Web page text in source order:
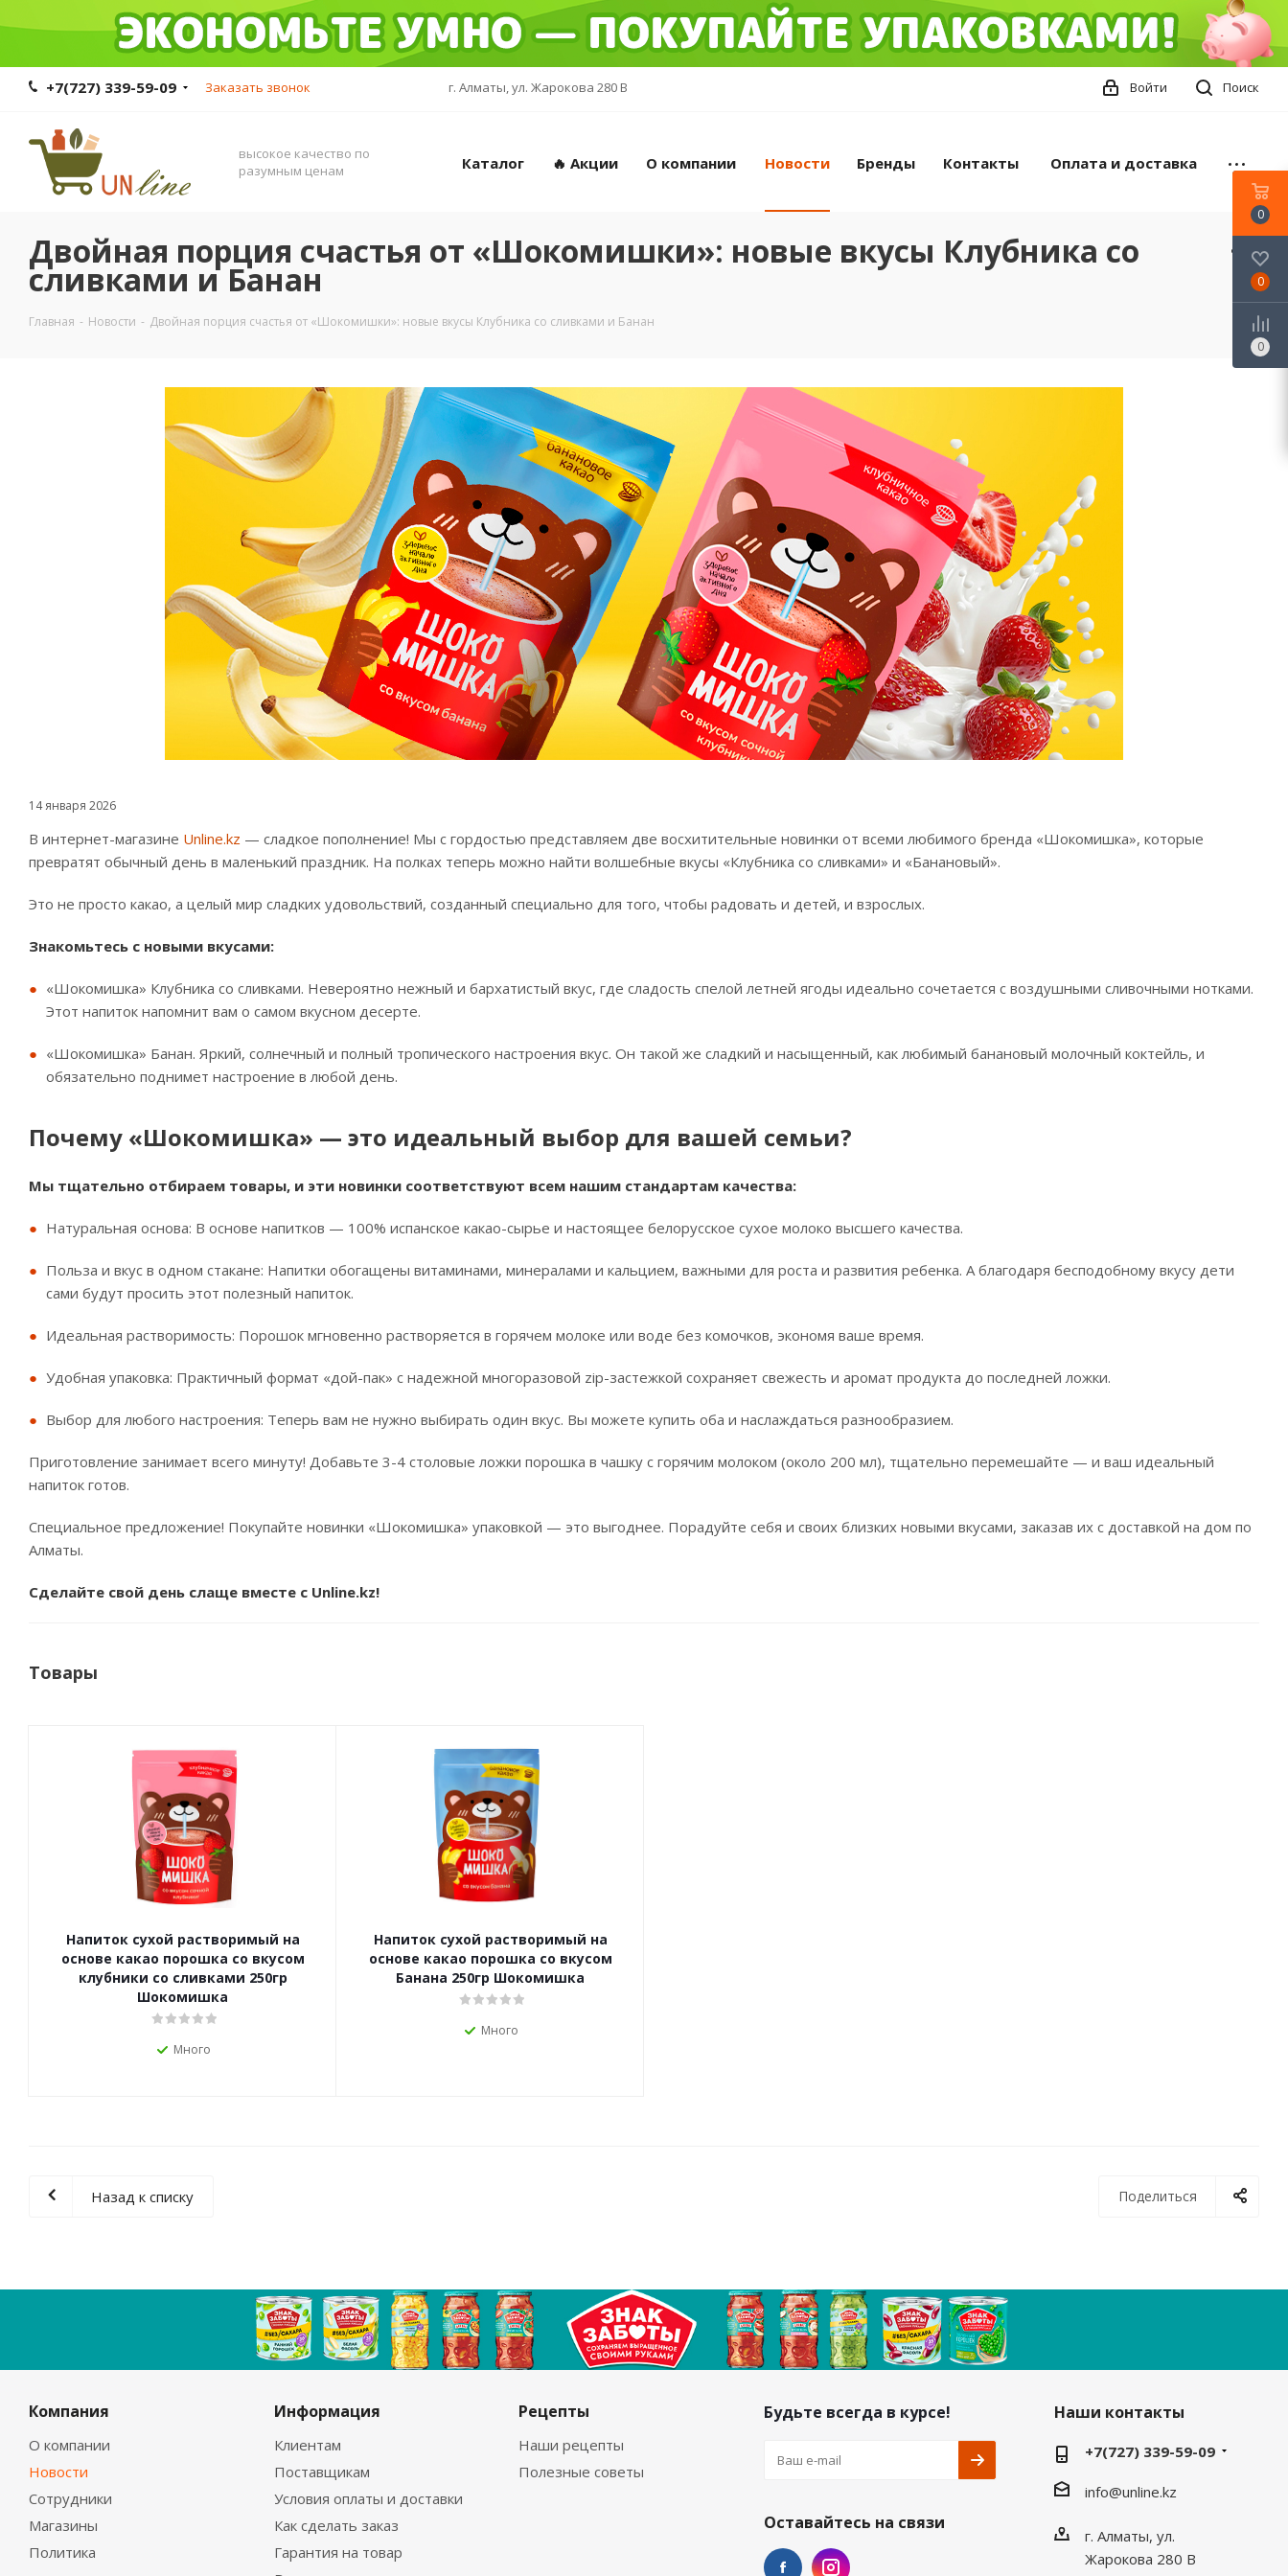
+7(727) 339-59-09 Заказать звонок г. Алматы, ул. Жарокова 280 В Поиск
Войти
высокое качество по
разумным ценам
Каталог 🔥 Акции О компании Новости Бренды Контакты Оплата и доставка
Двойная порция счастья от «Шокомишки»: новые вкусы Клубника со
сливками и Банан
Главная - Новости - Двойная порция счастья от «Шокомишки»: новые вкусы Клубника со сливками и Банан
14 января 2026
В интернет-магазине Unline.kz — сладкое пополнение! Мы с гордостью представляем две восхитительные новинки от всеми любимого бренда «Шокомишка», которые
превратят обычный день в маленький праздник. На полках теперь можно найти волшебные вкусы «Клубника со сливками» и «Банановый».
Это не просто какао, а целый мир сладких удовольствий, созданный специально для того, чтобы радовать и детей, и взрослых.
Знакомьтесь с новыми вкусами:
«Шокомишка» Клубника со сливками. Невероятно нежный и бархатистый вкус, где сладость спелой летней ягоды идеально сочетается с воздушными сливочными нотками.
Этот напиток напомнит вам о самом вкусном десерте.
«Шокомишка» Банан. Яркий, солнечный и полный тропического настроения вкус. Он такой же сладкий и насыщенный, как любимый банановый молочный коктейль, и
обязательно поднимет настроение в любой день.
Почему «Шокомишка» — это идеальный выбор для вашей семьи?
Мы тщательно отбираем товары, и эти новинки соответствуют всем нашим стандартам качества:
Натуральная основа: В основе напитков — 100% испанское какао-сырье и настоящее белорусское сухое молоко высшего качества.
Польза и вкус в одном стакане: Напитки обогащены витаминами, минералами и кальцием, важными для роста и развития ребенка. А благодаря бесподобному вкусу дети
сами будут просить этот полезный напиток.
Идеальная растворимость: Порошок мгновенно растворяется в горячем молоке или воде без комочков, экономя ваше время.
Удобная упаковка: Практичный формат «дой-пак» с надежной многоразовой zip-застежкой сохраняет свежесть и аромат продукта до последней ложки.
Выбор для любого настроения: Теперь вам не нужно выбирать один вкус. Вы можете купить оба и наслаждаться разнообразием.
Приготовление занимает всего минуту! Добавьте 3-4 столовые ложки порошка в чашку с горячим молоком (около 200 мл), тщательно перемешайте — и ваш идеальный
напиток готов.
Специальное предложение! Покупайте новинки «Шокомишка» упаковкой — это выгоднее. Порадуйте себя и своих близких новыми вкусами, заказав их с доставкой на дом по
Алматы.
Сделайте свой день слаще вместе с Unline.kz!
Товары
Напиток сухой растворимый на
основе какао порошка со вкусом
клубники со сливками 250гр
Шокомишка
Много
Напиток сухой растворимый на
основе какао порошка со вкусом
Банана 250гр Шокомишка
Много
Поделиться
Назад к списку
Компания
О компании
Новости
Сотрудники
Магазины
Политика
Информация
Клиентам
Поставщикам
Условия оплаты и доставки
Как сделать заказ
Гарантия на товар
Рецепты
Наши рецепты
Полезные советы
Будьте всегда в курсе!
Оставайтесь на связи
Наши контакты
+7(727) 339-59-09
info@unline.kz
г. Алматы, ул.
Жарокова 280 В
0
0
0